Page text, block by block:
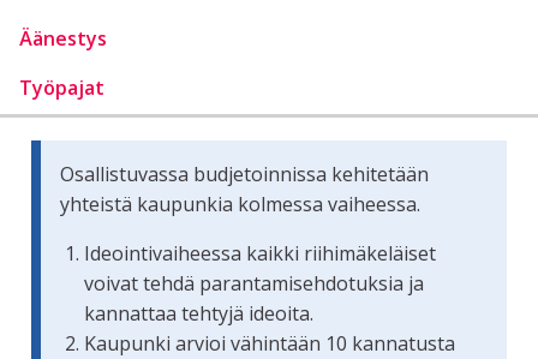
Äänestys
Työpajat
Osallistuvassa budjetoinnissa kehitetään
yhteistä kaupunkia kolmessa vaiheessa.
Ideointivaiheessa kaikki riihimäkeläiset
voivat tehdä parantamisehdotuksia ja
kannattaa tehtyjä ideoita.
Kaupunki arvioi vähintään 10 kannatusta